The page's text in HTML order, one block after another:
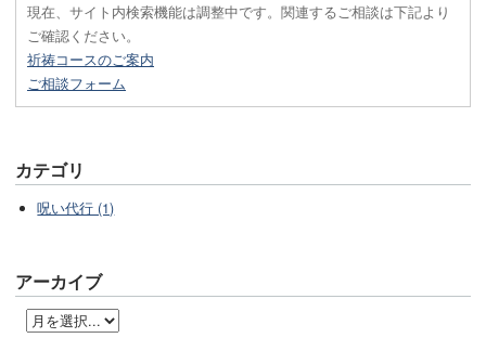
現在、サイト内検索機能は調整中です。関連するご相談は下記より
ご確認ください。
祈祷コースのご案内
ご相談フォーム
カテゴリ
呪い代行 (1)
アーカイブ